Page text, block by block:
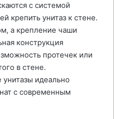
с системой
крепить унитаз к стене.
а крепление чаши
конструкция
протечек или
в стене.
идеально
с современным